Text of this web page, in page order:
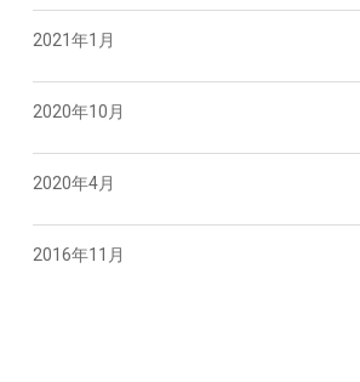
2021年1月
2020年10月
2020年4月
2016年11月